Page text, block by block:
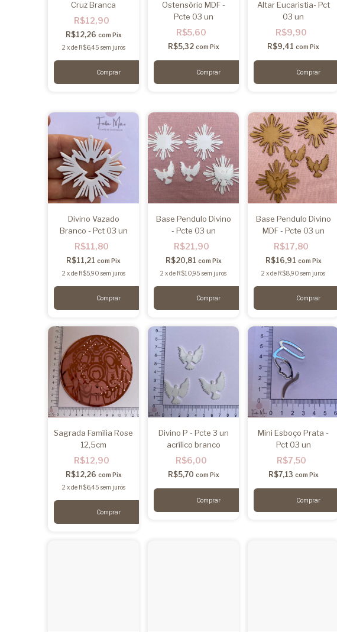
Cruz Branca
R$12,90
R$12,26 com Pix
2 xde R$6,45 sem juros
Ostensório MDF -
Pcte 03 un
R$5,60
R$5,32 com Pix
Altar Eucaristia- Pct
03 un
R$9,90
R$9,41 com Pix
Divino Vazado
Branco - Pct 03 un
R$11,80
R$11,21 com Pix
2 xde R$5,90 sem juros
Base Pendulo Divino
- Pcte 03 un
R$21,90
R$20,81 com Pix
2 xde R$10,95 sem juros
Base Pendulo Divino
MDF - Pcte 03 un
R$17,80
R$16,91 com Pix
2 xde R$8,90 sem juros
Sagrada Família Rose
12,5cm
R$12,90
R$12,26 com Pix
2 xde R$6,45 sem juros
Divino P - Pcte 3 un
acrílico branco
R$6,00
R$5,70 com Pix
Mini Esboço Prata -
Pct 03 un
R$7,50
R$7,13 com Pix